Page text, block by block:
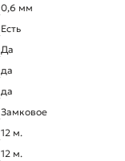
0,6 мм
Есть
Да
да
да
Замковое
12 м.
12 м.